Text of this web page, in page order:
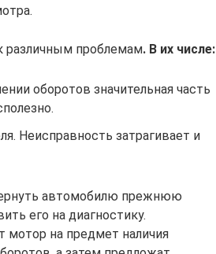
различным проблемам. В их числе:
оборотов значительная часть
Неисправность затрагивает и
автомобилю прежнюю
его на диагностику.
мотор на предмет наличия